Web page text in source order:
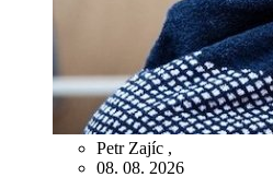
Petr Zajíc ,
08. 08. 2026